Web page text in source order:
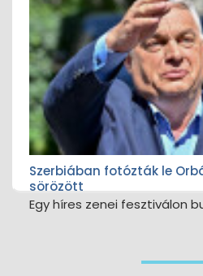
Szerbiában fotózták le
sörözött
Egy híres zenei fesztiválon